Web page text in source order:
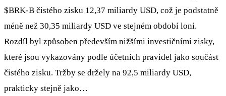
$BRK-B čistého zisku 12,37 miliardy USD, což je podstatně
méně než 30,35 miliardy USD ve stejném období loni.
Rozdíl byl způsoben především nižšími investičními zisky,
které jsou vykazovány podle účetních pravidel jako součást
čistého zisku. Tržby se držely na 92,5 miliardy USD,
prakticky stejně jako…